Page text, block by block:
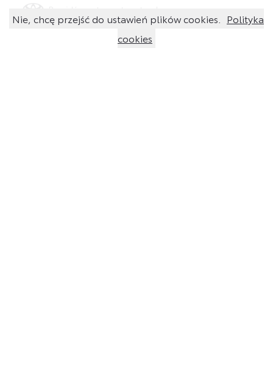
Nie, chcę przejść do ustawień plików cookies.
Polityka
cookies